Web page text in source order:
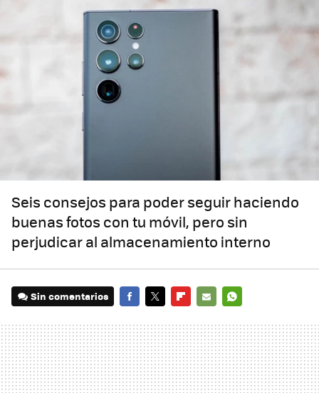
Seis consejos para poder seguir haciendo
buenas fotos con tu móvil, pero sin
perjudicar al almacenamiento interno
Sin comentarios
MAIL